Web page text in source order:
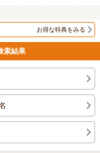
お得な特典をみる
索結果